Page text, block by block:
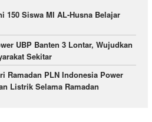
150 Siswa MI AL-Husna Belajar
UBP Banten 3 Lontar, Wujudkan
Sekitar
Ramadan PLN Indonesia Power
Listrik Selama Ramadan